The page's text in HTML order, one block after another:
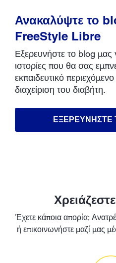
Ανακαλύψτε το
FreeStyle Libre
Εξερευνήστε το blog μας
ιστορίες που θα σας
εκπαιδευτικό
διαχείριση του διαβήτη.
ΕΞΕΡΕΥΝΗΣΤΕ
Έχετε κάποια απορία;
ή επικοινωνήστε μαζί μας